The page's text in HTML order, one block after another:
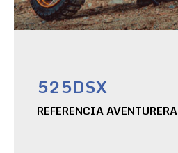
525DSX
REFERENCIA AVENTURERA